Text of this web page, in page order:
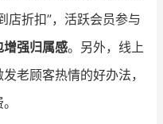
店折扣”，活跃会员参与
增强归属感。另外，线上
老顾客热情的好办法，